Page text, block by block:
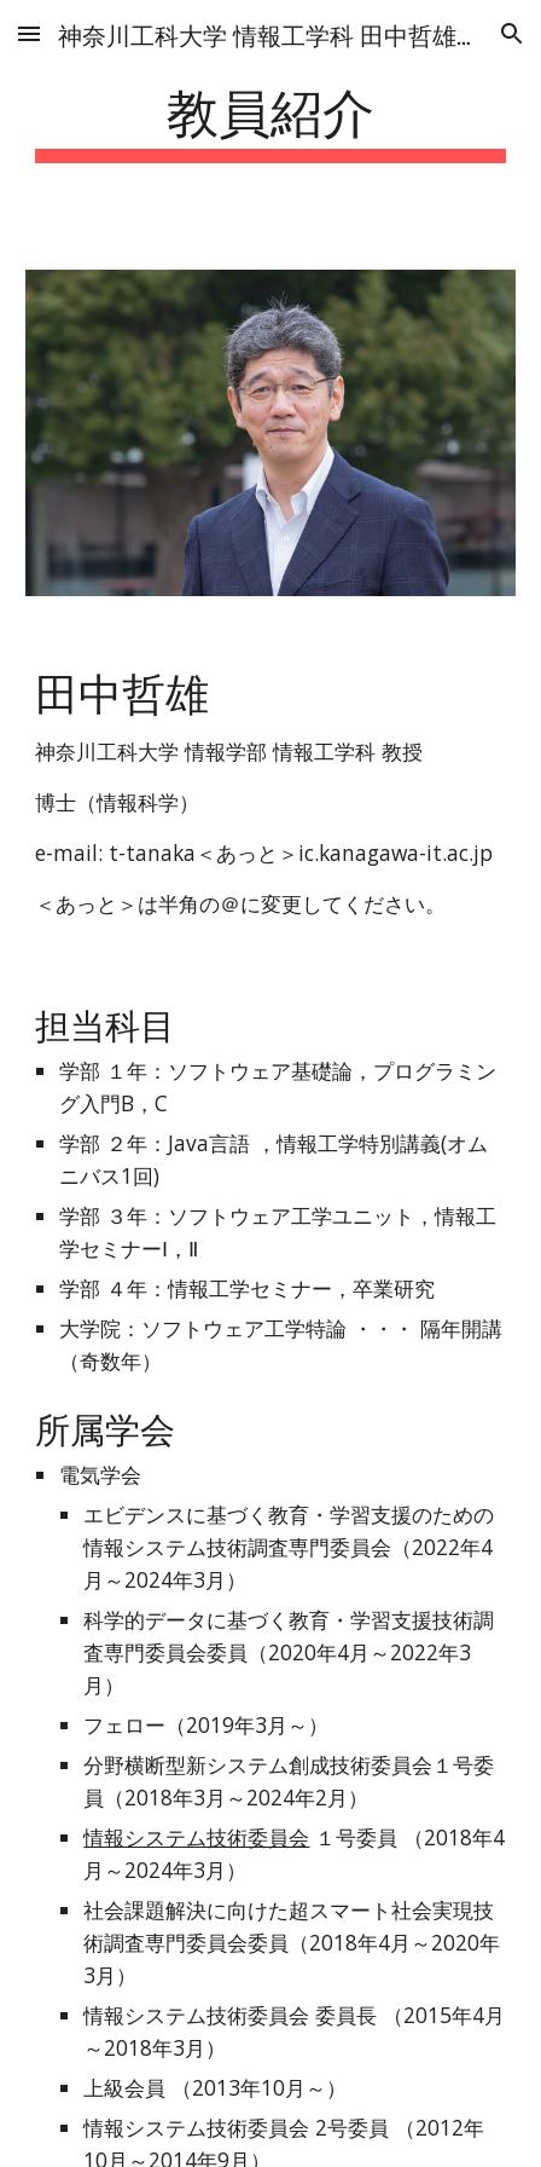
Skip to main content Skip to navigation
神奈川工科大学 情報工学科 田中哲雄研究室
教員紹介
田中哲雄
神奈川工科大学 情報学部 情報工学科 教授
博士（情報科学）
e-mail: t-tanaka＜あっと＞ic.kanagawa-it.ac.jp
＜あっと＞は半角の＠に変更してください。
担当科目
学部 １年：ソフトウェア基礎論，プログラミン
グ入門B，C
学部 ２年：Java言語 ，情報工学特別講義(オム
ニバス1回)
学部 ３年：ソフトウェア工学ユニット，情報工
学セミナーⅠ，Ⅱ
学部 ４年：情報工学セミナー，卒業研究
大学院：ソフトウェア工学特論 ・・・ 隔年開講
（奇数年）
所属学会
電気学会
エビデンスに基づく教育・学習支援のための
情報システム技術調査専門委員会（2022年4
月～2024年3月）
科学的データに基づく教育・学習支援技術調
査専門委員会委員（2020年4月～2022年3
月）
フェロー（2019年3月～）
分野横断型新システム創成技術委員会１号委
員（2018年3月～2024年2月）
情報システム技術委員会 １号委員 （2018年4
月～2024年3月）
社会課題解決に向けた超スマート社会実現技
術調査専門委員会委員（2018年4月～2020年
3月）
情報システム技術委員会 委員長 （2015年4月
～2018年3月）
上級会員 （2013年10月～）
情報システム技術委員会 2号委員 （2012年
10月～2014年9月）